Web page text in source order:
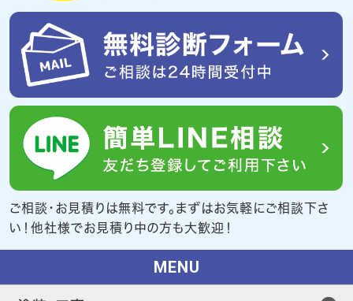
ご相談・お見積りは無料です。まずはお気軽にご相談下さ
い！他社様でお見積り中の方も大歓迎！
MENU